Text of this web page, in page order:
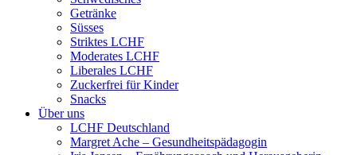
Getränke
Süsses
Striktes LCHF
Moderates LCHF
Liberales LCHF
Zuckerfrei für Kinder
Snacks
Über uns
LCHF Deutschland
Margret Ache – Gesundheitspädagogin